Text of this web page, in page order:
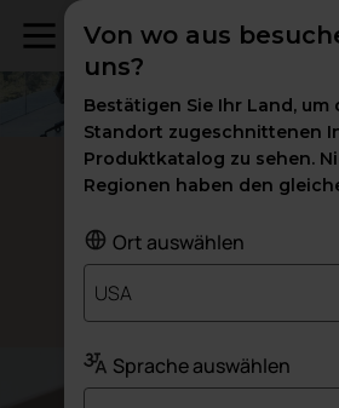
Longo
Nehmen Sie es
Von wo aus
uns?
Bestätigen Sie Ihr Land, um
Standort zugeschnittenen
Produktkatalog zu sehen.
Regionen haben den
Ort auswählen
USA
Sprache auswählen